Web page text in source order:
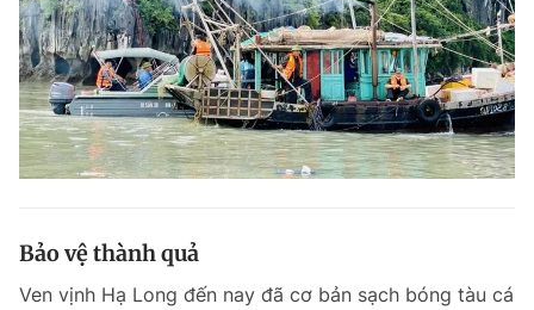
Bảo vệ thành quả
Ven vịnh Hạ Long đến nay đã cơ bản sạch bóng tàu cá